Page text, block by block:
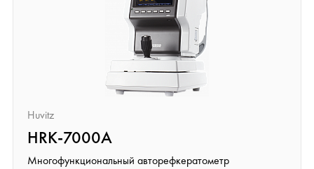
Huvitz
HRK-7000A
Многофункциональный авторефкератометр